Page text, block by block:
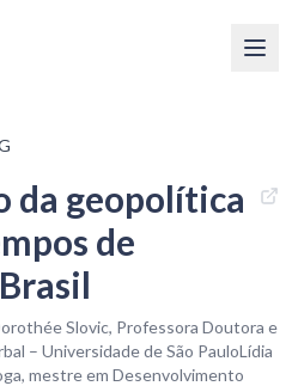
da geopolítica
de
Slovic, Professora Doutora e
– Universidade de São PauloLídia
mestre em Desenvolvimento